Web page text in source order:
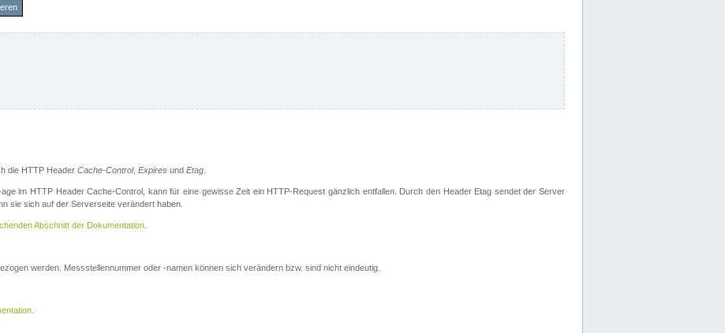
die HTTP Header Cache-Control, Expires und Etag.
im HTTP Header Cache-Control, kann für eine gewisse Zeit ein HTTP-Request gänzlich entfallen. Durch den Header Etag sendet der Server
sie sich auf der Serverseite verändert haben.
Abschnitt der Dokumentation.
werden. Messstellennummer oder -namen können sich verändern bzw. sind nicht eindeutig.
.